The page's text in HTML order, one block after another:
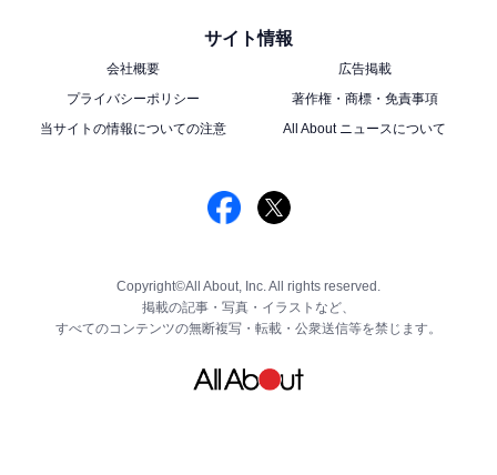
サイト情報
会社概要
広告掲載
プライバシーポリシー
著作権・商標・免責事項
当サイトの情報についての注意
All About ニュースについて
Copyright©All About, Inc. All rights reserved.
掲載の記事・写真・イラストなど、
すべてのコンテンツの無断複写・転載・公衆送信等を禁じます。